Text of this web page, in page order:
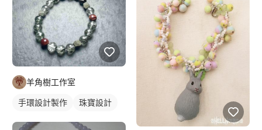
羊角樹工作室
手環設計製作 珠寶設計